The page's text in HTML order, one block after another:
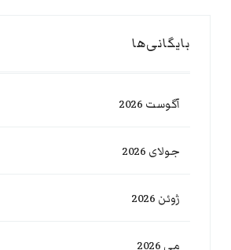
بایگانی‌ها
آگوست 2026
جولای 2026
ژوئن 2026
می 2026